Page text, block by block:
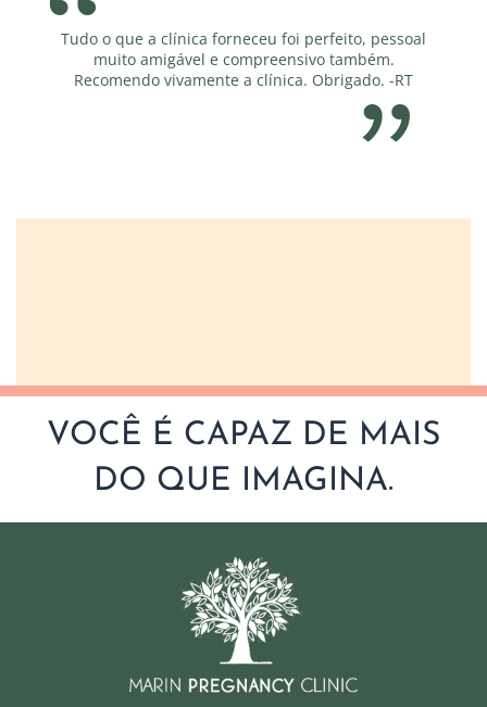
forneceu foi perfeito, pessoal
e compreensivo também.
a clínica. Obrigado. -RT
Vocês são incríveis!
VOCÊ É CAPAZ DE MAIS
DO QUE IMAGINA.